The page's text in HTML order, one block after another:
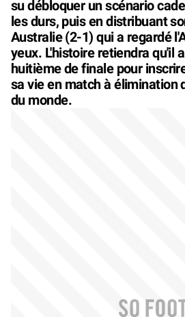
su débloquer un scénario
les durs, puis en distribuant
Australie (2-1) qui a regardé
yeux. L'histoire retiendra qu'il
huitième de finale pour
sa vie en match à élimination
du monde.